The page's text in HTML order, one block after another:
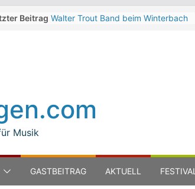
Beitrag Walter Trout Band beim Winterbach
Modena auf der Piazza Roma 2026
Musik
GASTBEITRAG AKTUELL FESTIVAL